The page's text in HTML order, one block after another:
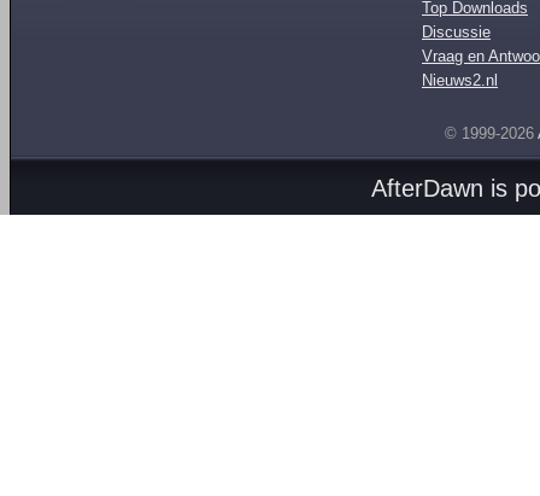
Top Downloads
Discussie
Vraag en
Nieuws2.nl
© 1999-2026
AfterDawn is